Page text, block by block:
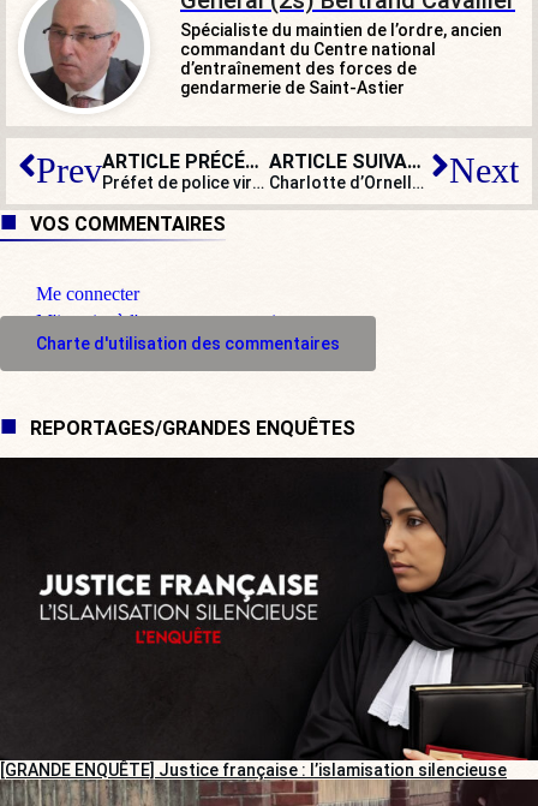
Spécialiste du maintien de l’ordre, ancien
commandant du Centre national
d’entraînement des forces de
gendarmerie de Saint-Astier
Prev ARTICLE PRÉCÉDENT
Préfet de police viré : entre pétage de plombs et remplacement de fusibles…
ARTICLE SUIVANT
Charlotte d’Ornellas : « Assimiler Éric Zemmour au tueur de Nouvelle-Zélande est insupportable ! » Next
VOS COMMENTAIRES
Me connecter
M'inscrire à l'espace commentaire
Charte d'utilisation des commentaires
REPORTAGES/GRANDES ENQUÊTES
[GRANDE ENQUÊTE] Justice française : l’islamisation silencieuse